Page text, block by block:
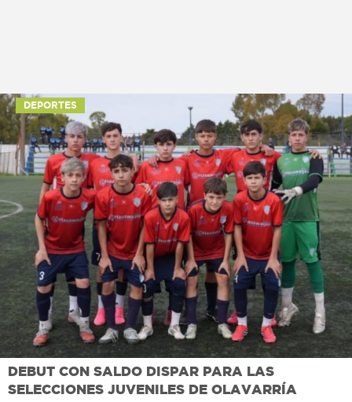
DEPORTES
DEBUT CON SALDO DISPAR PARA LAS
SELECCIONES JUVENILES DE OLAVARRÍA